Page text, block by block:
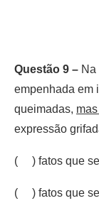
Questão 9 – Na
empenhada em
queimadas,
expressão
( ) fatos que se
( ) fatos que se